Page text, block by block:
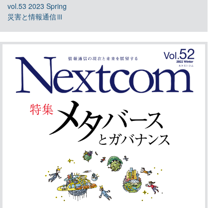
vol.53 2023 Spring
災害と情報通信Ⅲ